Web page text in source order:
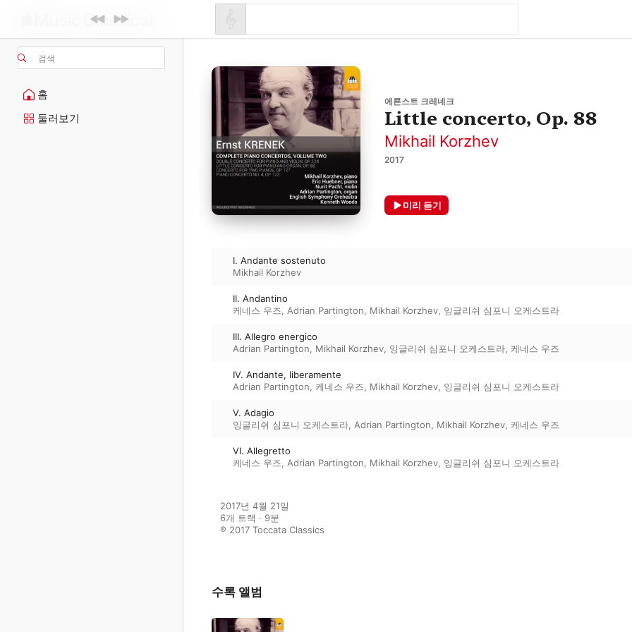
검색
홈
둘러보기
에른스트 크레네크
Little concerto, Op. 88
Mikhail Korzhev
2017
미리 듣기
I. Andante sostenuto
Mikhail Korzhev
II. Andantino
케네스 우즈, Adrian Partington, Mikhail Korzhev, 잉글리쉬 심포니 오케스트라
III. Allegro energico
Adrian Partington, Mikhail Korzhev, 잉글리쉬 심포니 오케스트라, 케네스 우즈
IV. Andante, liberamente
Adrian Partington, 케네스 우즈, Mikhail Korzhev, 잉글리쉬 심포니 오케스트라
V. Adagio
잉글리쉬 심포니 오케스트라, Adrian Partington, Mikhail Korzhev, 케네스 우즈
VI. Allegretto
케네스 우즈, Adrian Partington, Mikhail Korzhev, 잉글리쉬 심포니 오케스트라
2017년 4월 21일
6개 트랙 · 9분
℗ 2017 Toccata Classics
수록 앨범